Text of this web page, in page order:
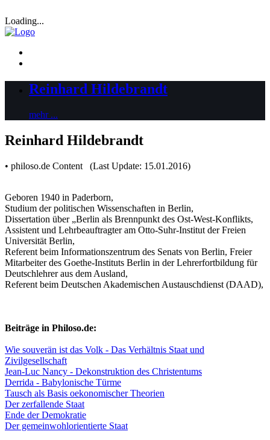
Loading...
Reinhard Hildebrandt
mehr ...
Reinhard Hildebrandt
• philoso.de Content (Last Update: 15.01.2016)
Geboren 1940 in Paderborn,
Studium der politischen Wissenschaften in Berlin,
Dissertation über „Berlin als Brennpunkt des Ost-West-Konflikts,
Assistent und Lehrbeauftragter am Otto-Suhr-Institut der Freien
Universität Berlin,
Referent beim Informationszentrum des Senats von Berlin, Freier
Mitarbeiter des Goethe-Instituts Berlin in der Lehrerfortbildung für
Deutschlehrer aus dem Ausland,
Referent beim Deutschen Akademischen Austauschdienst (DAAD),
Beiträge in Philoso.de:
Wie souverän ist das Volk - Das Verhältnis Staat und
Zivilgesellschaft
Jean-Luc Nancy - Dekonstruktion des Christentums
Derrida - Babylonische Türme
Tausch als Basis oekonomischer Theorien
Der zerfallende Staat
Ende der Demokratie
Der gemeinwohlorientierte Staat